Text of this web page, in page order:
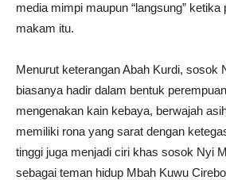
media mimpi maupun “langsung” ketika
makam itu.
Menurut keterangan Abah Kurdi, sosok
biasanya hadir dalam bentuk
mengenakan kain kebaya, berwajah
memiliki rona yang sarat dengan
tinggi juga menjadi ciri khas sosok Nyi
sebagai teman hidup Mbah Kuwu